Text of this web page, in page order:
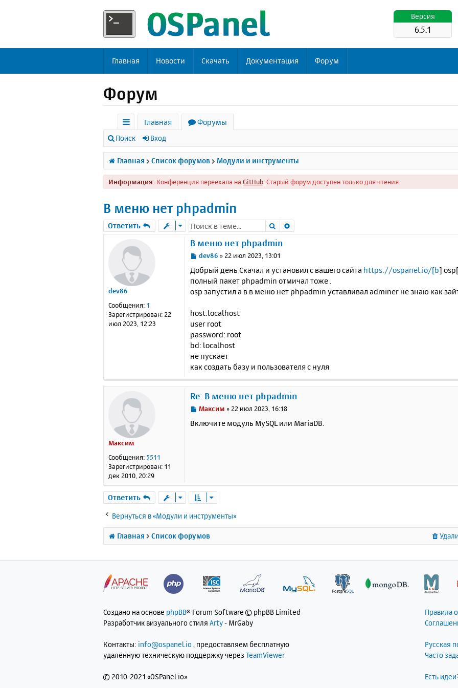
Версия
6.5.1
Главная Новости Скачать Документация Форум
Форум
с
ы
л
к
Главная
Форумы
Поиск Вход
Главная Список форумов Модули и инструменты
Информация: Конференция переехала на GitHub . Старый форум доступен только для чтения.
В меню нет phpadmin
Ответить Поиск
dev86
Сообщения: 1
Зарегистрирован: 22
июл 2023, 12:23
В меню нет phpadmin
С
о
б
щ
н
е
dev86 » 22 июл 2023, 13:01
Добрый день Скачал и установил с вашего сайта https://ospanel.io/[b]
полный пакет phpadmin отмичал тоже .
osp запустил а в в меню нет phpadmin уставливал adminer не знаю как
host:localhost
user root
password: root
bd: localhost
не пускает
как создать базу и пользователя с нуля
Максим
Сообщения: 5511
Зарегистрирован: 11
дек 2010, 20:29
Re: В меню нет phpadmin
С
о
Максим » 22 июл 2023, 16:18
Включите модуль MySQL или MariaDB.
Ответить
Вернуться в «Модули и инструменты»
Главная Список форумов
Создано на основе phpBB® Forum Software © phpBB Limited
Разработчик визуального стиля Arty- MrGaby
Контакты: info@ospanel.io , предоставляем бесплатную
удалённую техническую поддержку через TeamViewer
© 2010-2021 «OSPanel.io»
Правила
Русская
Часто
Есть